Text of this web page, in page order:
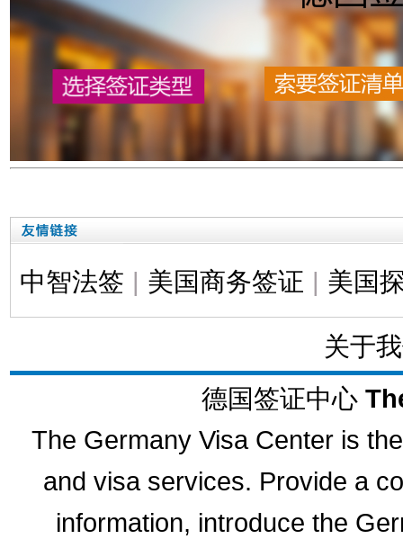
中智法签 | 美国商务签证 | 美国
关于
德国签证中心
The Germany Visa Center is
and visa services. Provide a
information, introduce the